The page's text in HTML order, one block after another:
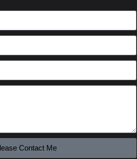
Contact Me